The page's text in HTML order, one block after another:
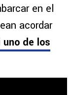
en el
acordar
uno de los